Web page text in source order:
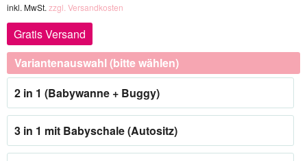
inkl. MwSt. zzgl. Versandkosten
Gratis Versand
Variantenauswahl (bitte wählen)
2 in 1 (Babywanne + Buggy)
3 in 1 mit Babyschale (Autositz)